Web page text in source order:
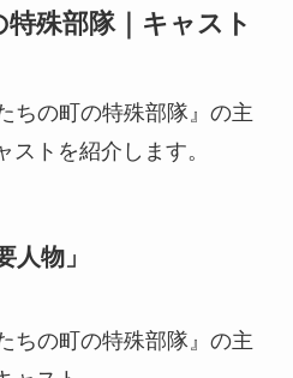
殊部隊｜キャスト
ちの町の特殊部隊』の主
トを紹介します。
人物」
ちの町の特殊部隊』の主